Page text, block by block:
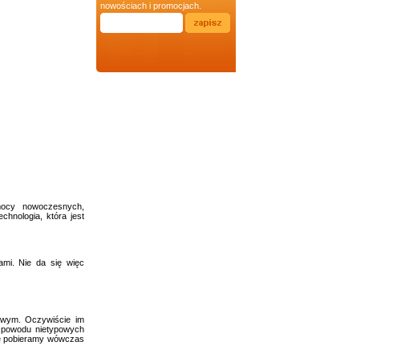
nowoczesnych,
która jest
Nie da się więc
Oczywiście im
nietypowych
pobieramy wówczas
nowościach i promocjach.